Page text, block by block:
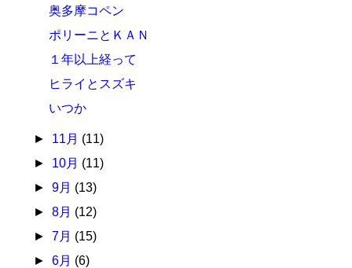
奥多摩コペン
ポリーニとＫＡＮ
１年以上経って
ヒライとスズキ
いつか
► 11月 (11)
► 10月 (11)
► 9月 (13)
► 8月 (12)
► 7月 (15)
► 6月 (6)